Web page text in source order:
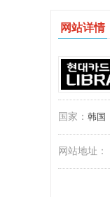
网站详情
国家： 韩国
网站地址：